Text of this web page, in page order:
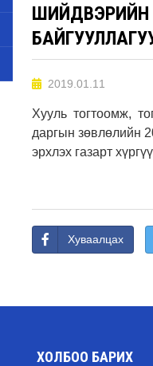
ШИЙДВЭРИЙН
2019.01.11
Хууль тогтоомж,
даргын зөвлөлийн
эрхлэх газарт
Хуваалцах
ХОЛБОО БАРИХ